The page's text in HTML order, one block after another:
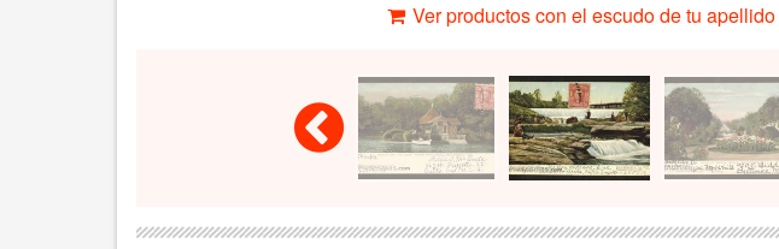
Ver productos con el escudo de tu apellido